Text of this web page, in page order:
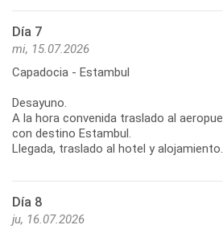
Día 7
mi, 15.07.2026
Capadocia - Estambul
Desayuno.
A la hora convenida traslado al
con destino Estambul.
Llegada, traslado al hotel y alojamiento.
Día 8
ju, 16.07.2026